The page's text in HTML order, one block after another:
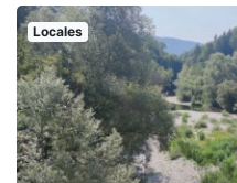
Locales